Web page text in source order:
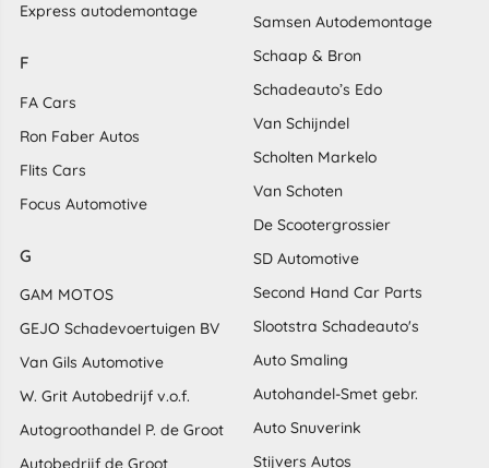
Express autodemontage
F
FA Cars
Ron Faber Autos
Flits Cars
Focus Automotive
G
GAM MOTOS
GEJO Schadevoertuigen BV
Van Gils Automotive
W. Grit Autobedrijf v.o.f.
Autogroothandel P. de Groot
Autobedrijf de Groot
Samsen Autodemontage
Schaap & Bron
Schadeauto’s Edo
Van Schijndel
Scholten Markelo
Van Schoten
De Scootergrossier
SD Automotive
Second Hand Car Parts
Slootstra Schadeauto's
Auto Smaling
Autohandel-Smet gebr.
Auto Snuverink
Stijvers Autos